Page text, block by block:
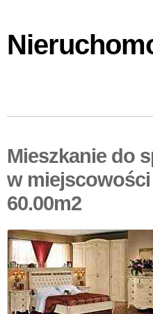
Mieszkanie do
w
60.00m2